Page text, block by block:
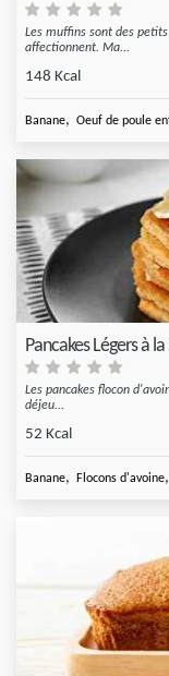
Les muffins sont des
affectionnent. Ma...
148 Kcal
Banane, Oeuf de poule
Pancakes Légers à
Les pancakes flocon
déjeu...
52 Kcal
Banane, Flocons d'avoine,